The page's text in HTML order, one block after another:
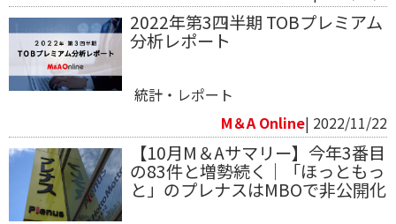
2022年第3四半期 TOBプレミアム
分析レポート
統計・レポート
M＆A Online| 2022/11/22
【10月M＆Aサマリー】今年3番目
の83件と増勢続く｜「ほっともっ
と」のプレナスはMBOで非公開化